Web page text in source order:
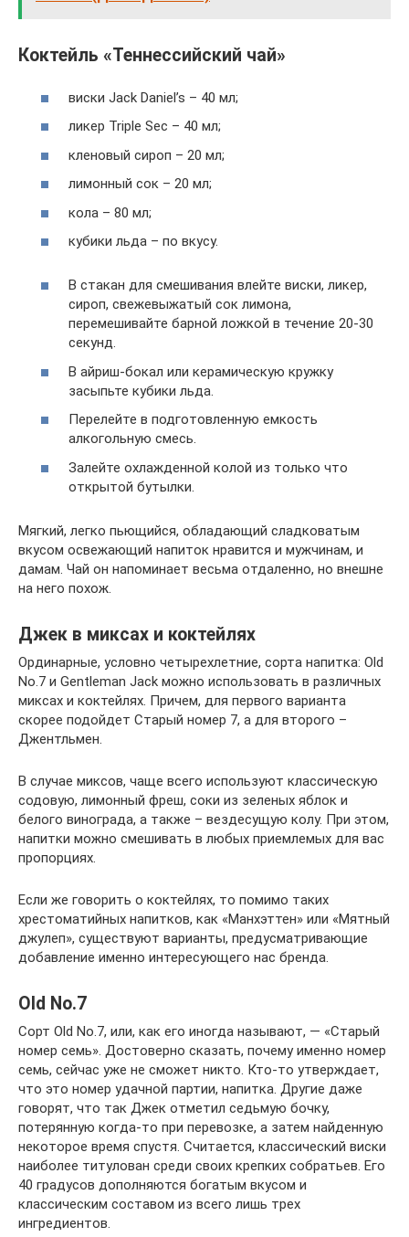
Коктейль «Теннессийский чай»
виски Jack Daniel’s – 40 мл;
ликер Triple Sec – 40 мл;
кленовый сироп – 20 мл;
лимонный сок – 20 мл;
кола – 80 мл;
кубики льда – по вкусу.
В стакан для смешивания влейте виски, ликер,
сироп, свежевыжатый сок лимона,
перемешивайте барной ложкой в течение 20-30
секунд.
В айриш-бокал или керамическую кружку
засыпьте кубики льда.
Перелейте в подготовленную емкость
алкогольную смесь.
Залейте охлажденной колой из только что
открытой бутылки.
Мягкий, легко пьющийся, обладающий сладковатым
вкусом освежающий напиток нравится и мужчинам, и
дамам. Чай он напоминает весьма отдаленно, но внешне
на него похож.
Джек в миксах и коктейлях
Ординарные, условно четырехлетние, сорта напитка: Old
No.7 и Gentleman Jack можно использовать в различных
миксах и коктейлях. Причем, для первого варианта
скорее подойдет Старый номер 7, а для второго –
Джентльмен.
В случае миксов, чаще всего используют классическую
содовую, лимонный фреш, соки из зеленых яблок и
белого винограда, а также – вездесущую колу. При этом,
напитки можно смешивать в любых приемлемых для вас
пропорциях.
Если же говорить о коктейлях, то помимо таких
хрестоматийных напитков, как «Манхэттен» или «Мятный
джулеп», существуют варианты, предусматривающие
добавление именно интересующего нас бренда.
Old No.7
Сорт Old No.7, или, как его иногда называют, — «Старый
номер семь». Достоверно сказать, почему именно номер
семь, сейчас уже не сможет никто. Кто-то утверждает,
что это номер удачной партии, напитка. Другие даже
говорят, что так Джек отметил седьмую бочку,
потерянную когда-то при перевозке, а затем найденную
некоторое время спустя. Считается, классический виски
наиболее титулован среди своих крепких собратьев. Его
40 градусов дополняются богатым вкусом и
классическим составом из всего лишь трех
ингредиентов.